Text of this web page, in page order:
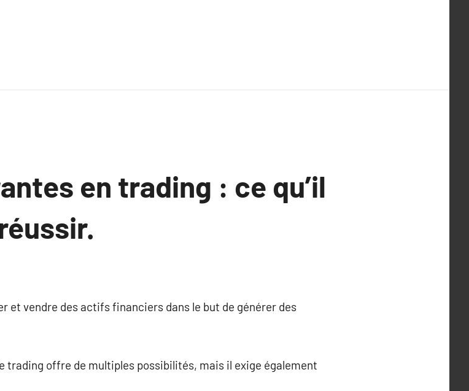
en trading : ce qu’il
et vendre des actifs financiers dans le but de générer des
trading offre de multiples possibilités, mais il exige également